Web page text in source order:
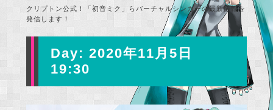
クリプトン公式！「初音ミク」らバーチャルシンガーの最新情報を
発信します！
Day: 2020年11月5日
19:30